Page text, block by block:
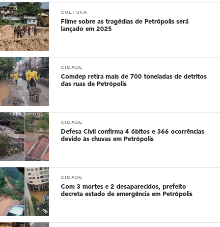
CULTURA
Filme sobre as tragédias de Petrópolis será
lançado em 2025
CIDADE
Comdep retira mais de 700 toneladas de detritos
das ruas de Petrópolis
CIDADE
Defesa Civil confirma 4 óbitos e 366 ocorrências
devido às chuvas em Petrópolis
CIDADE
Com 3 mortes e 2 desaparecidos, prefeito
decreta estado de emergência em Petrópolis